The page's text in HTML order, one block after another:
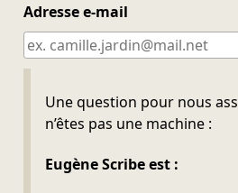
Adresse e-mail
Une question pour nous
n’êtes pas une machine :
Eugène Scribe est :
Ne pas remplir